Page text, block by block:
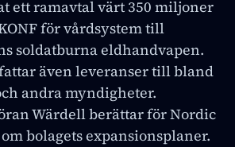
ett ramavtal värt 350 miljoner
för vårdsystem till
soldatburna eldhandvapen.
även leveranser till bland
andra myndigheter.
Wärdell berättar för Nordic
bolagets expansionsplaner.